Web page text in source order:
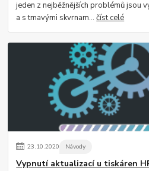
jeden z nejběžnějších problémů jsou
a s tmavými skvrnam...číst celé
23.10.2020 Návody
Vypnutí aktualizací u tiskáren